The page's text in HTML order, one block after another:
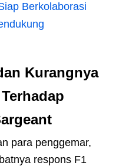
Berkolaborasi
Kurangnya
Terhadap
para penggemar,
respons F1